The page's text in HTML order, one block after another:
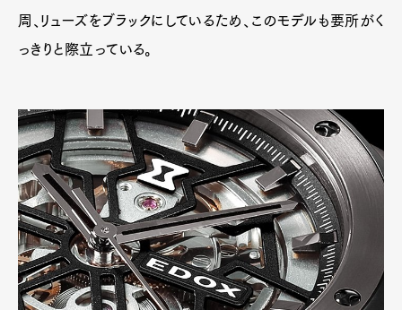
周、リューズをブラックにしているため、このモデルも要所がく
っきりと際立っている。